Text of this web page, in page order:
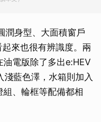
潤身型、大面積窗戶
來也很有辨識度。兩
電版除了多出e:HEV
藍色澤，水箱則加入
、輪框等配備都相